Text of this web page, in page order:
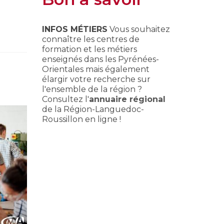
INFOS MÉTIERS Vous souhaitez
connaître les centres de
formation et les métiers
enseignés dans les Pyrénées-
Orientales mais également
élargir votre recherche sur
l'ensemble de la région ?
Consultez l'annuaire régional
de la Région-Languedoc-
Roussillon en ligne !